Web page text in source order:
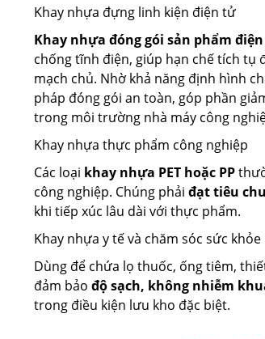
Khay nhựa đựng linh kiện điện tử
Khay nhựa đóng gói sản phẩm
chống tĩnh điện, giúp hạn chế tích tụ
mạch chủ. Nhờ khả năng định hình
pháp đóng gói an toàn, góp phần
trong môi trường nhà máy công
Khay nhựa thực phẩm công nghiệp
Các loại khay nhựa PET hoặc PP
công nghiệp. Chúng phải đạt tiêu
khi tiếp xúc lâu dài với thực phẩm.
Khay nhựa y tế và chăm sóc sức khỏe
Dùng để chứa lọ thuốc, ống tiêm,
đảm bảo độ sạch, không nhiễm
trong điều kiện lưu kho đặc biệt.